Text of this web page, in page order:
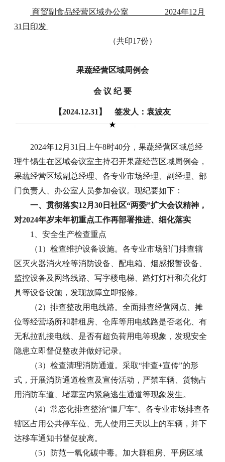
商贸副食品经营区域办公室 2024年12月
31日印发
（共印17份）
果蔬经营区域周例会
会 议 纪 要
【2024.12.31】 签发人：袁波友
2024年12月31日上午8时40分，果蔬经营区域总经
理牛锡生在区域会议室主持召开果蔬经营区域周例会，
果蔬经营区域副总经理、各专业市场经理、副经理、部
门负责人、办公室人员参加会议。现纪要如下：
一、贯彻落实12月30日社区“两委”扩大会议精神，
对2024年岁末年初重点工作再部署推进、细化落实
1、安全生产检查重点
（1）检查维护设备设施。各专业市场部门排查辖
区灭火器消火栓等消防设备、配电箱、烟感报警设备、
监控设备及网络线路、写字楼电梯、路灯灯杆和亮化灯
具等设备设施，发现故障立即报修。
（2）排查整改用电线路。全面排查经营网点、摊
位等经营场所和群租房、仓库等用电线路是否老化、有
无私拉乱接电线、是否有超负荷用电等现象，发现安全
隐患立即督促整改并做好记录。
（3）检查清理消防通道。采取“排查+宣传”的形
式，开展消防通道检查及宣传活动，严禁车辆、货物占
用消防车道、堵塞室内紧急逃生通道等现象发生。
（4）常态化排查整治“僵尸车”。各专业市场排查各
辖区占用公共停车位、无人使用三天以上的车辆，并下
达移车通知书督促驶离。
（5）防范一氧化碳中毒。加大群租房、平房区域